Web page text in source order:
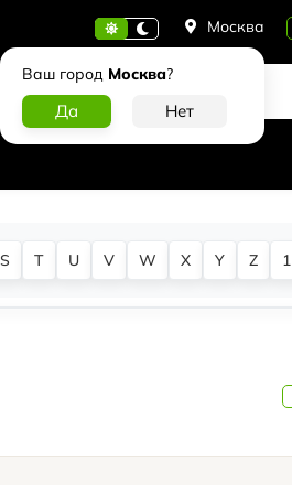
Москва
Ваш город Москва?
S T U V W X Y Z 1